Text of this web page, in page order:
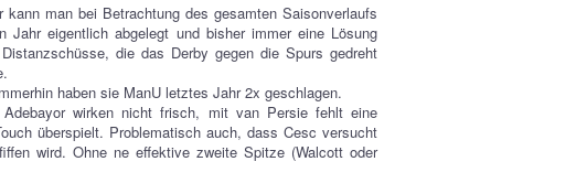
man bei Betrachtung des gesamten Saisonverlaufs
eigentlich abgelegt und bisher immer eine Lösung
die das Derby gegen die Spurs gedreht
haben sie ManU letztes Jahr 2x geschlagen.
wirken nicht frisch, mit van Persie fehlt eine
überspielt. Problematisch auch, dass Cesc versucht
wird. Ohne ne effektive zweite Spitze (Walcott oder